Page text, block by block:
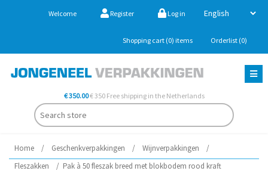
Welcome Register Log in
Shopping cart (0) items Orderlist (0)
€ 350.00€ 350 Free shipping in the Netherlands
Home / Geschenkverpakkingen / Wijnverpakkingen
/
Fleszakken
/ Pak à 50 fleszak breed met blokbodem rood kraft